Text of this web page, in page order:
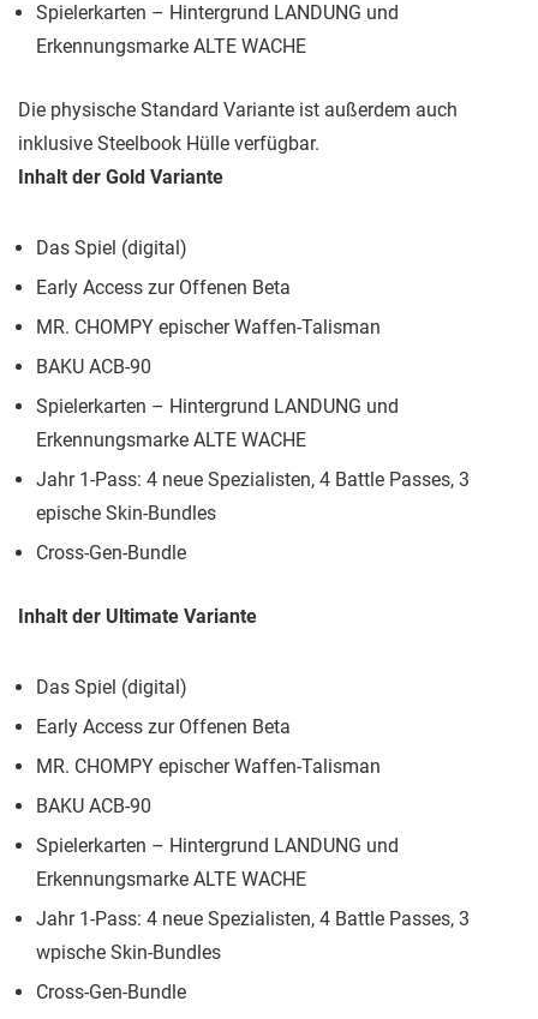
Spielerkarten – Hintergrund LANDUNG und
Erkennungsmarke ALTE WACHE
Die physische Standard Variante ist außerdem auch
inklusive Steelbook Hülle verfügbar.
Inhalt der Gold Variante
Das Spiel (digital)
Early Access zur Offenen Beta
MR. CHOMPY epischer Waffen-Talisman
BAKU ACB-90
Spielerkarten – Hintergrund LANDUNG und
Erkennungsmarke ALTE WACHE
Jahr 1-Pass: 4 neue Spezialisten, 4 Battle Passes, 3
epische Skin-Bundles
Cross-Gen-Bundle
Inhalt der Ultimate Variante
Das Spiel (digital)
Early Access zur Offenen Beta
MR. CHOMPY epischer Waffen-Talisman
BAKU ACB-90
Spielerkarten – Hintergrund LANDUNG und
Erkennungsmarke ALTE WACHE
Jahr 1-Pass: 4 neue Spezialisten, 4 Battle Passes, 3
wpische Skin-Bundles
Cross-Gen-Bundle